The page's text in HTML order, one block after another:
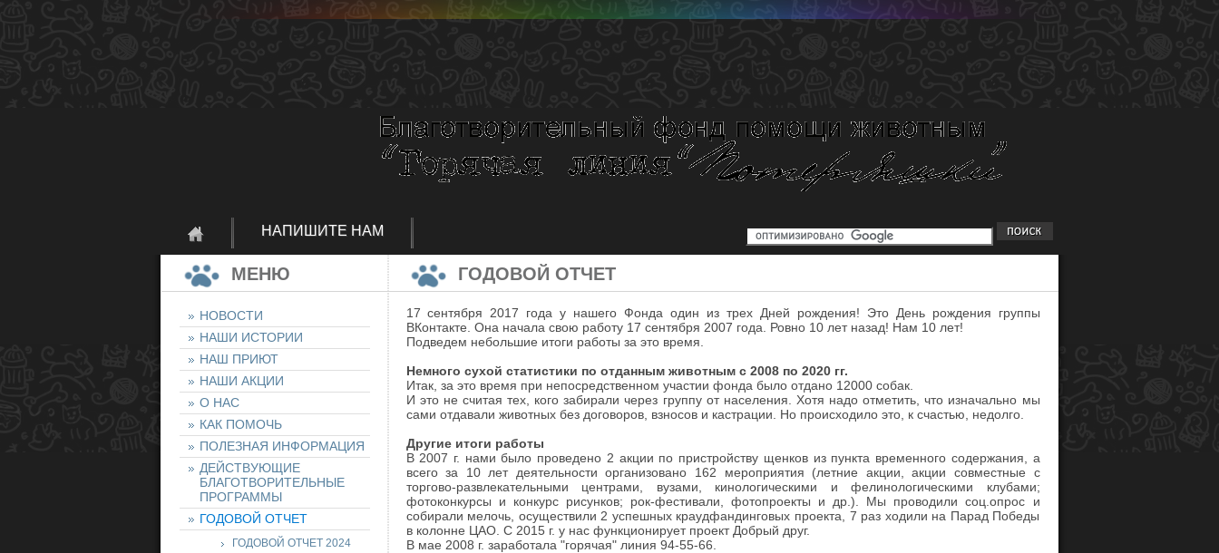
НАПИШИТЕ НАМ
МЕНЮ
НОВОСТИ
НАШИ ИСТОРИИ
НАШ ПРИЮТ
НАШИ АКЦИИ
О НАС
КАК ПОМОЧЬ
ПОЛЕЗНАЯ ИНФОРМАЦИЯ
ДЕЙСТВУЮЩИЕ
БЛАГОТВОРИТЕЛЬНЫЕ
ПРОГРАММЫ
ГОДОВОЙ ОТЧЕТ
ГОДОВОЙ ОТЧЕТ 2024
ГОДОВОЙ ОТЧЕТ
17 сентября 2017 года у нашего Фонда один из трех Дней рождения! Это День рождения группы
ВКонтакте. Она начала свою работу 17 сентября 2007 года. Ровно 10 лет назад! Нам 10 лет!
Подведем небольшие итоги работы за это время.
Немного сухой статистики по отданным животным с 2008 по 2020 гг.
Итак, за это время при непосредственном участии фонда было отдано 12000 собак.
И это не считая тех, кого забирали через группу от населения. Хотя надо отметить, что изначально мы
сами отдавали животных без договоров, взносов и кастрации. Но происходило это, к счастью, недолго.
Другие итоги работы
В 2007 г. нами было проведено 2 акции по пристройству щенков из пункта временного содержания, а
всего за 10 лет деятельности организовано 162 мероприятия (летние акции, акции совместные с
торгово-развлекательными центрами, вузами, кинологическими и фелинологическими клубами;
фотоконкурсы и конкурс рисунков; рок-фестивали, фотопроекты и др.). Мы проводили соц.опрос и
собирали мелочь, осуществили 2 успешных краудфандинговых проекта, 7 раз ходили на Парад Победы
в колонне ЦАО. С 2015 г. у нас функционирует проект Добрый друг.
В мае 2008 г. заработала "горячая" линия 94-55-66.